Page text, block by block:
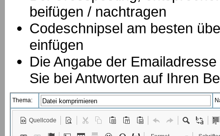
beifügen / nachtragen
Codeschnipsel am besten
einfügen
Die Angabe der
Sie bei Antworten auf Ihren
Thema:
Quellcode